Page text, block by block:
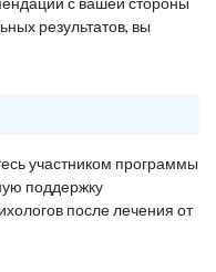
результатов, вы
участником программы
поддержку
после лечения от